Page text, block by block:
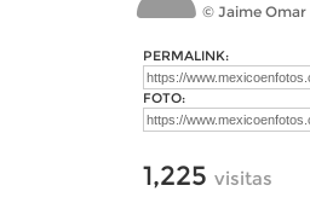
© Jaime
PERMALINK:
FOTO:
1,225 visitas